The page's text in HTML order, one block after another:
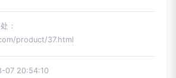
：
product/37.html
07 20:54:10